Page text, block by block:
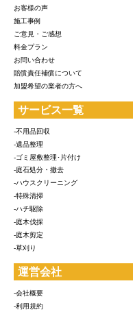
お客様の声
施工事例
ご意見・ご感想
料金プラン
お問い合わせ
賠償責任補償について
加盟希望の業者の方へ
サービス一覧
-不用品回収
-遺品整理
-ゴミ屋敷整理･片付け
-庭石処分・撤去
-ハウスクリーニング
-特殊清掃
-ハチ駆除
-庭木伐採
-庭木剪定
-草刈り
運営会社
-会社概要
-利用規約